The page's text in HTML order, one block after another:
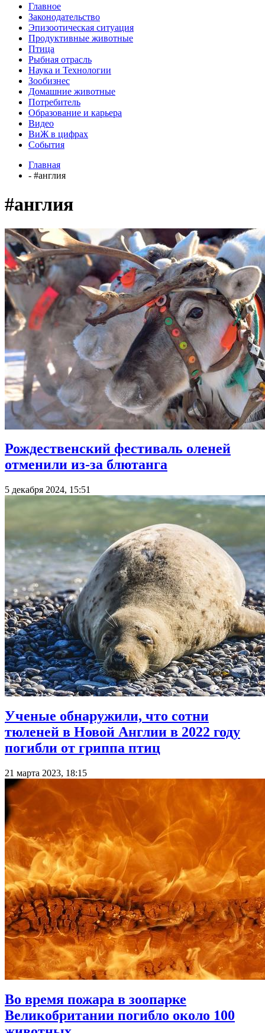
Главное
Законодательство
Эпизоотическая ситуация
Продуктивные животные
Птица
Рыбная отрасль
Наука и Технологии
Зообизнес
Домашние животные
Потребитель
Образование и карьера
Видео
ВиЖ в цифрах
События
Главная
- #англия
#англия
Рождественский фестиваль оленей
отменили из-за блютанга
5 декабря 2024, 15:51
Ученые обнаружили, что сотни
тюленей в Новой Англии в 2022 году
погибли от гриппа птиц
21 марта 2023, 18:15
Во время пожара в зоопарке
Великобритании погибло около 100